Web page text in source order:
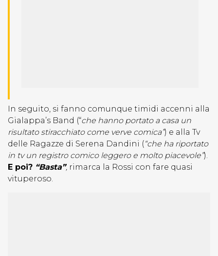
In seguito, si fanno comunque timidi accenni alla
Gialappa’s Band (“che hanno portato a casa un
risultato stiracchiato come verve comica”) e alla Tv
delle Ragazze di Serena Dandini (“che ha riportato
in tv un registro comico leggero e molto piacevole”).
E poi? “Basta”, rimarca la Rossi con fare quasi
vituperoso.